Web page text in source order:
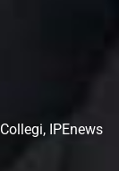
Collegi, IPEnews